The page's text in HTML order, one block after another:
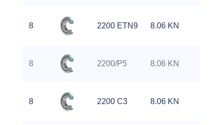
8 2200 ETN9 8.06 KN
8 2200/P5 8.06 KN
8 2200 C3 8.06 KN